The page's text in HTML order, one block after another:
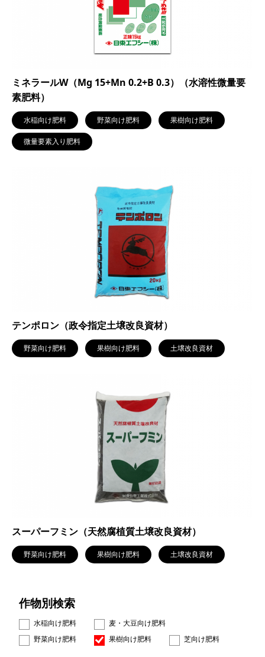
ミネラールW（Mg 15+Mn 0.2+B 0.3）（水溶性微量要
素肥料）
水稲向け肥料 野菜向け肥料 果樹向け肥料
微量要素入り肥料
テンポロン（政令指定土壌改良資材）
野菜向け肥料 果樹向け肥料 土壌改良資材
スーパーフミン（天然腐植質土壌改良資材）
野菜向け肥料 果樹向け肥料 土壌改良資材
作物別検索
水稲向け肥料
麦・大豆向け肥料
野菜向け肥料
果樹向け肥料 芝向け肥料